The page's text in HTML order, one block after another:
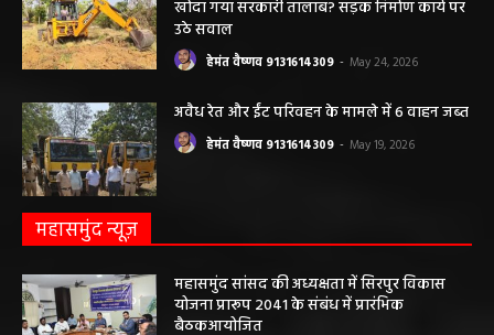
उठे सवाल
हेमंत वैष्णव 9131614309
अवैध रेत और ईंट परिवहन के मामले में 6 वाहन जब्त
हेमंत वैष्णव 9131614309
महासमुंद न्यूज़
महासमुंद सांसद की अध्यक्षता में सिरपुर विकास
योजना प्रारूप 2041 के संबंध में प्रारंभिक
बैठकआयोजित